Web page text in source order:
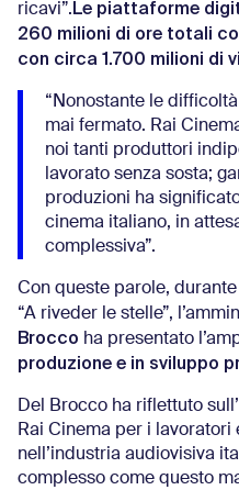
ricavi”.Le piattaforme
260 milioni di ore totali
con circa 1.700 milioni di
“Nonostante le
mai fermato. Rai
noi tanti produttori
lavorato senza sosta;
produzioni ha
cinema italiano, in
complessiva”.
Con queste parole,
“A riveder le stelle”,
Brocco ha presentato
produzione e in sviluppo
Del Brocco ha riflettuto
Rai Cinema per i lavoratori
nell’industria audiovisiva
complesso come questo